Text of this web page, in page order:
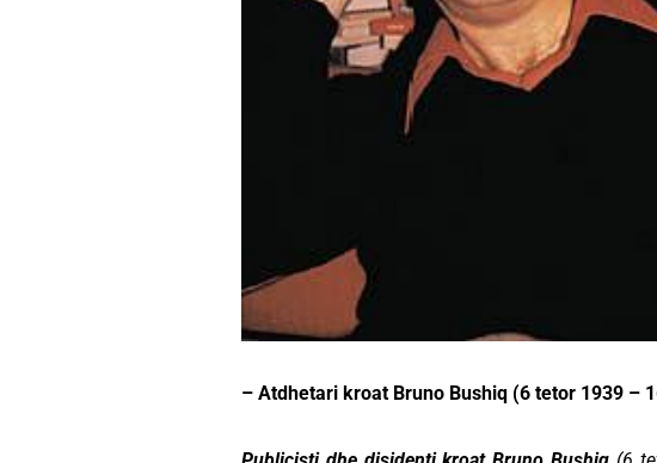
– Atdhetari kroat Bruno Bushiq (6 tetor 1939 –